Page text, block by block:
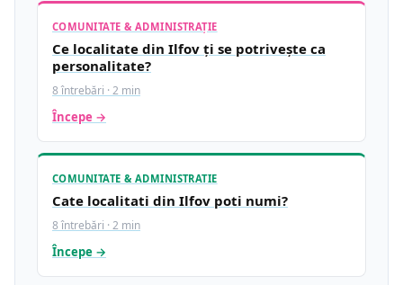
COMUNITATE & ADMINISTRAȚIE
Ce localitate din Ilfov ți se potrivește ca
personalitate?
8 întrebări · 2 min
Începe →
COMUNITATE & ADMINISTRATIE
Cate localitati din Ilfov poti numi?
8 întrebări · 2 min
Începe →